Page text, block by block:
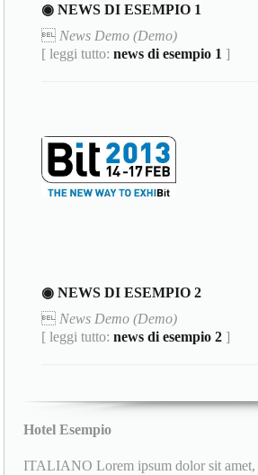
◉ NEWS DI ESEMPIO 1
 News Demo (Demo)
[ leggi tutto:news di esempio 1 ]
◉ NEWS DI ESEMPIO 2
 News Demo (Demo)
[ leggi tutto:news di esempio 2 ]
Hotel Esempio
ITALIANO Lorem ipsum dolor sit amet,